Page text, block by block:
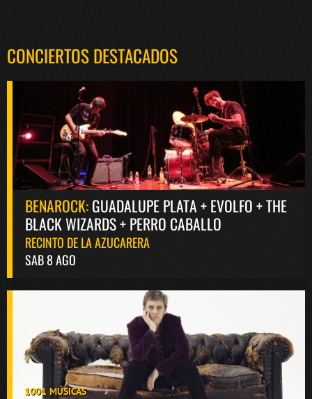
CONCIERTOS DESTACADOS
BENAROCK:GUADALUPE PLATA + EVOLFO + THE
BLACK WIZARDS + PERRO CABALLO
RECINTO DE LA AZUCARERA
SAB 8 AGO
1001 MÚSICAS